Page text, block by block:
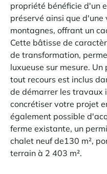
propriété bénéficie d'un
préservé ainsi que d'une
montagnes, offrant un
Cette bâtisse de
de transformation,
luxueuse sur mesure.
tout recours est inclus
de démarrer les travaux
concrétiser votre projet
également possible
ferme existante, un
chalet neuf de130 m²,
terrain à 2 403 m².